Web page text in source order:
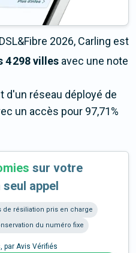
2026, Carling est
4 298 villes avec une note
d'un réseau déployé de
un accès pour 97,71%
sur votre
appel
de résiliation pris en charge
du numéro fixe
par Avis Vérifiés